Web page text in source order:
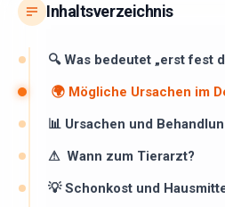
Inhaltsverzeichnis
🔍 Was bedeutet „erst fest
🌍 Mögliche Ursachen im
📊 Ursachen und
⚠ ️ Wann zum Tierarzt?
💡 Schonkost und